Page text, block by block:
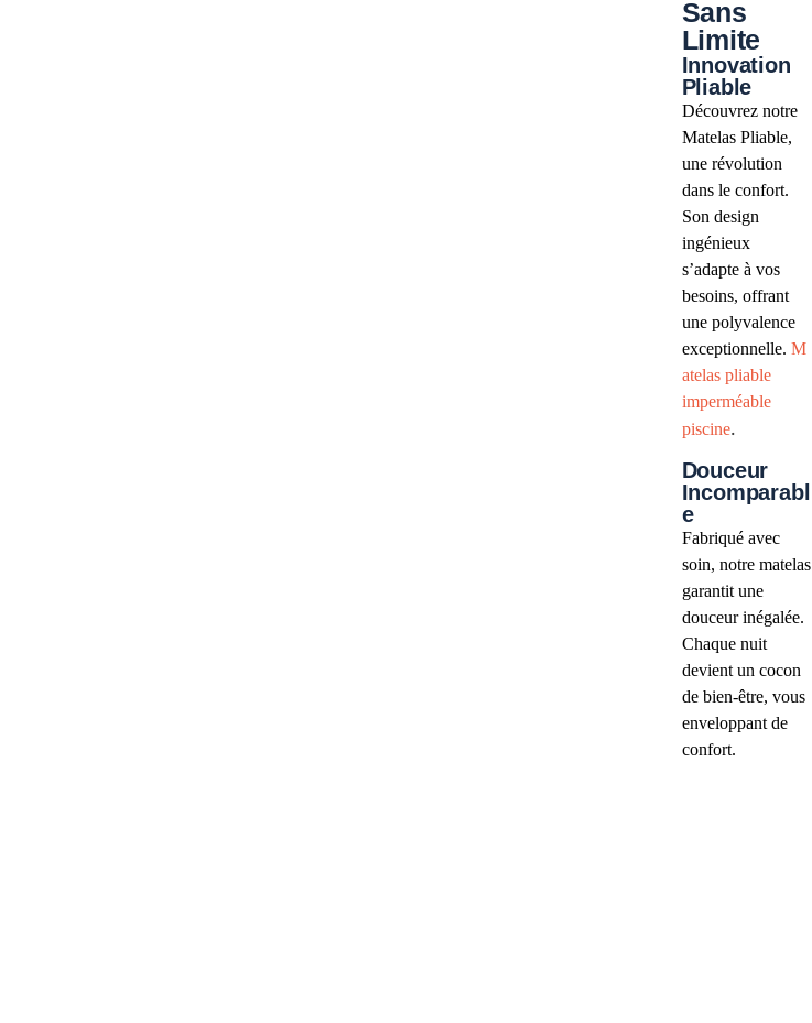
Sans
Limite
Innovation
Pliable
Découvrez notre
Matelas Pliable,
une révolution
dans le confort.
Son design
ingénieux
s’adapte à vos
besoins, offrant
une polyvalence
exceptionnelle. M
atelas pliable
imperméable
piscine.
Douceur
Incomparabl
e
Fabriqué avec
soin, notre matelas
garantit une
douceur inégalée.
Chaque nuit
devient un cocon
de bien-être, vous
enveloppant de
confort.